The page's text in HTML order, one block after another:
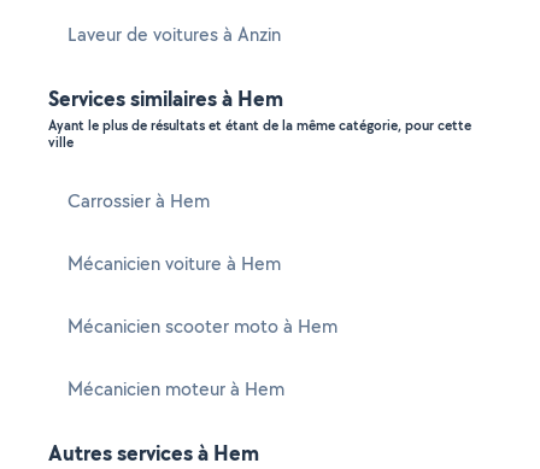
Laveur de voitures à Anzin
Services similaires à Hem
Ayant le plus de résultats et étant de la même catégorie, pour cette
ville
Carrossier à Hem
Mécanicien voiture à Hem
Mécanicien scooter moto à Hem
Mécanicien moteur à Hem
Autres services à Hem